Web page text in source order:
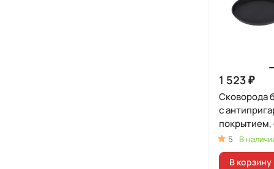
1 523 ₽
Сковорода
с
покрытием,
5 В
В корзину